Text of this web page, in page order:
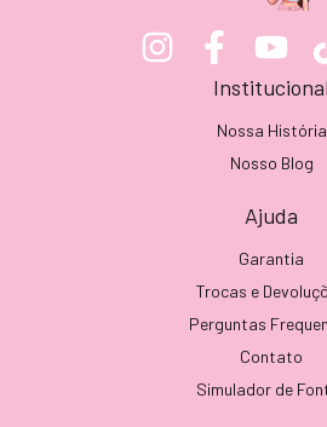
Institucional
Nossa História
Nosso Blog
Ajuda
Garantia
Trocas e
Perguntas
Contato
Simulador de